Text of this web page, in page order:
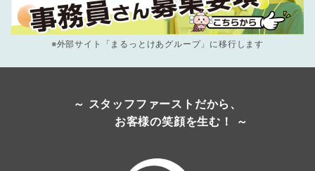
※外部サイト「まるっとけあグループ」に移行します
～ スタッフファーストだから、
お客様の笑顔を生む！ ～